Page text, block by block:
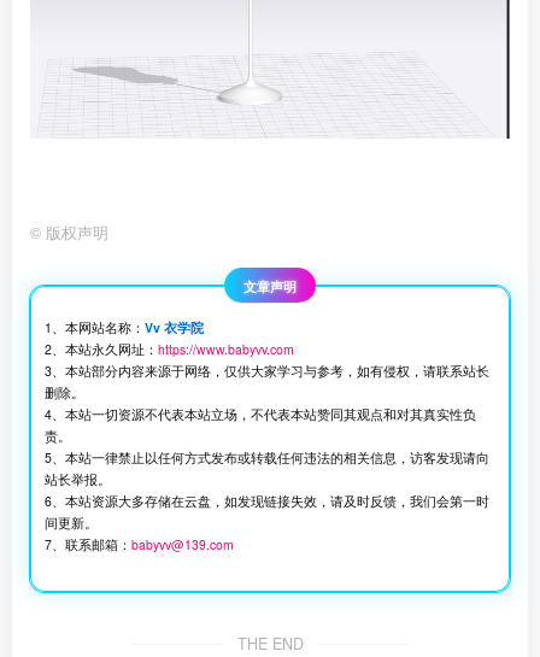
© 版权声明
文章声明
1、本网站名称：Vv 衣学院
2、本站永久网址：https://www.babyvv.com
3、本站部分内容来源于网络，仅供大家学习与参考，如有侵权，请联系站长
删除。
4、本站一切资源不代表本站立场，不代表本站赞同其观点和对其真实性负
责。
5、本站一律禁止以任何方式发布或转载任何违法的相关信息，访客发现请向
站长举报。
6、本站资源大多存储在云盘，如发现链接失效，请及时反馈，我们会第一时
间更新。
7、联系邮箱：babyvv@139.com
THE END